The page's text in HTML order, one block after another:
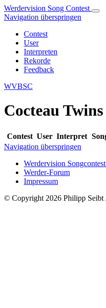
Werdervision Song Contest
Navigation überspringen
Contest
User
Interpreten
Rekorde
Feedback
WVBSC
Cocteau Twins
Contest User Interpret
Navigation überspringen
Werdervision
Werder-Forum
Impressum
© Copyright 2026 Philipp Seibt